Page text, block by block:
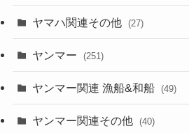
ヤマハ関連その他 (27)
ヤンマー (251)
ヤンマー関連 漁船&和船 (49)
ヤンマー関連その他 (40)